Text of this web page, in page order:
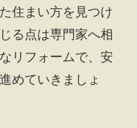
住まい方を見つけ
る点は専門家へ相
リフォームで、安
めていきましょ